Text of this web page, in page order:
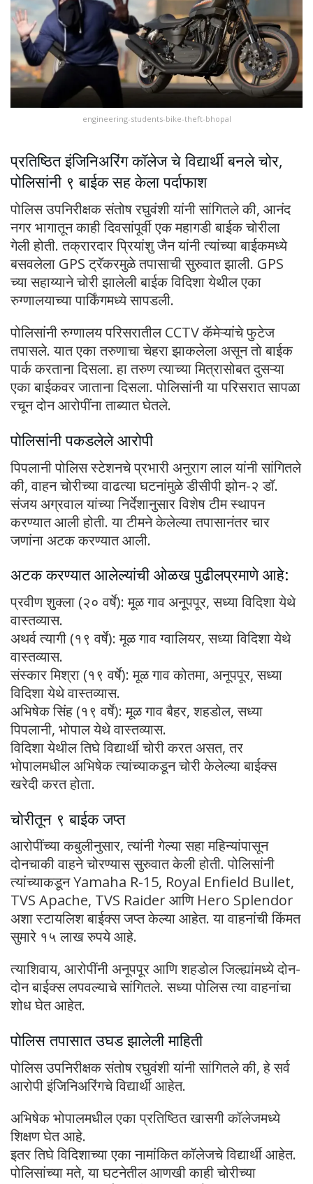
engineering-students-bike-theft-bhopal
प्रतिष्ठित इंजिनिअरिंग कॉलेज चे विद्यार्थी बनले चोर,
पोलिसांनी ९ बाईक सह केला पर्दाफाश
पोलिस उपनिरीक्षक संतोष रघुवंशी यांनी सांगितले की, आनंद
नगर भागातून काही दिवसांपूर्वी एक महागडी बाईक चोरीला
गेली होती. तक्रारदार प्रियांशु जैन यांनी त्यांच्या बाईकमध्ये
बसवलेला GPS ट्रॅकरमुळे तपासाची सुरुवात झाली. GPS
च्या सहाय्याने चोरी झालेली बाईक विदिशा येथील एका
रुग्णालयाच्या पार्किंगमध्ये सापडली.
पोलिसांनी रुग्णालय परिसरातील CCTV कॅमेऱ्यांचे फुटेज
तपासले. यात एका तरुणाचा चेहरा झाकलेला असून तो बाईक
पार्क करताना दिसला. हा तरुण त्याच्या मित्रासोबत दुसऱ्या
एका बाईकवर जाताना दिसला. पोलिसांनी या परिसरात सापळा
रचून दोन आरोपींना ताब्यात घेतले.
पोलिसांनी पकडलेले आरोपी
पिपलानी पोलिस स्टेशनचे प्रभारी अनुराग लाल यांनी सांगितले
की, वाहन चोरीच्या वाढत्या घटनांमुळे डीसीपी झोन-२ डॉ.
संजय अग्रवाल यांच्या निर्देशानुसार विशेष टीम स्थापन
करण्यात आली होती. या टीमने केलेल्या तपासानंतर चार
जणांना अटक करण्यात आली.
अटक करण्यात आलेल्यांची ओळख पुढीलप्रमाणे आहे:
प्रवीण शुक्ला (२० वर्षे): मूळ गाव अनूपपूर, सध्या विदिशा येथे
वास्तव्यास.
अथर्व त्यागी (१९ वर्षे): मूळ गाव ग्वालियर, सध्या विदिशा येथे
वास्तव्यास.
संस्कार मिश्रा (१९ वर्षे): मूळ गाव कोतमा, अनूपपूर, सध्या
विदिशा येथे वास्तव्यास.
अभिषेक सिंह (१९ वर्षे): मूळ गाव बैहर, शहडोल, सध्या
पिपलानी, भोपाल येथे वास्तव्यास.
विदिशा येथील तिघे विद्यार्थी चोरी करत असत, तर
भोपालमधील अभिषेक त्यांच्याकडून चोरी केलेल्या बाईक्स
खरेदी करत होता.
चोरीतून ९ बाईक जप्त
आरोपींच्या कबुलीनुसार, त्यांनी गेल्या सहा महिन्यांपासून
दोनचाकी वाहने चोरण्यास सुरुवात केली होती. पोलिसांनी
त्यांच्याकडून Yamaha R-15, Royal Enfield Bullet,
TVS Apache, TVS Raider आणि Hero Splendor
अशा स्टायलिश बाईक्स जप्त केल्या आहेत. या वाहनांची किंमत
सुमारे १५ लाख रुपये आहे.
त्याशिवाय, आरोपींनी अनूपपूर आणि शहडोल जिल्ह्यांमध्ये दोन-
दोन बाईक्स लपवल्याचे सांगितले. सध्या पोलिस त्या वाहनांचा
शोध घेत आहेत.
पोलिस तपासात उघड झालेली माहिती
पोलिस उपनिरीक्षक संतोष रघुवंशी यांनी सांगितले की, हे सर्व
आरोपी इंजिनिअरिंगचे विद्यार्थी आहेत.
अभिषेक भोपालमधील एका प्रतिष्ठित खासगी कॉलेजमध्ये
शिक्षण घेत आहे.
इतर तिघे विदिशाच्या एका नामांकित कॉलेजचे विद्यार्थी आहेत.
पोलिसांच्या मते, या घटनेतील आणखी काही चोरीच्या